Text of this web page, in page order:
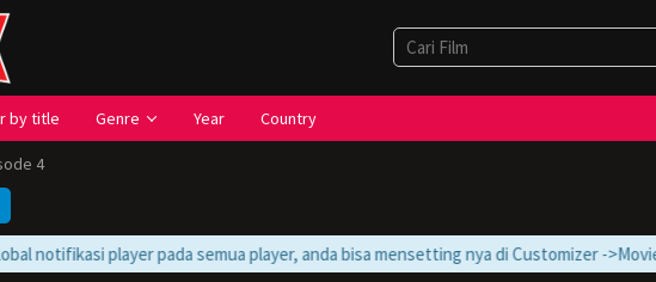
by title Genre Year Country
4
notifikasi player pada semua player, anda bisa mensetting nya di Customizer ->Movie -